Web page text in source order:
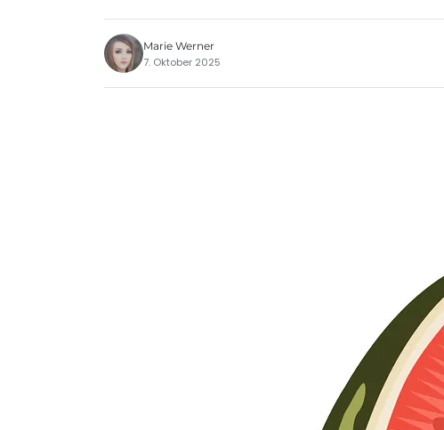
Marie Werner
7. Oktober 2025